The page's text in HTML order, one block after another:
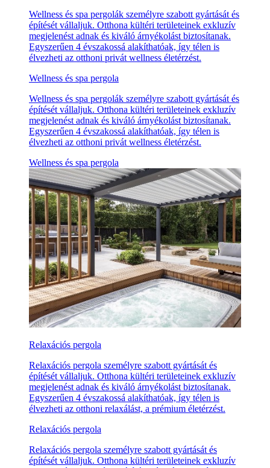
Wellness és spa pergolák személyre szabott gyártását és
építését vállaljuk. Otthona kültéri területeinek exkluzív
megjelenést adnak és kiváló árnyékolást biztosítanak.
Egyszerűen 4 évszakossá alakíthatóak, így télen is
élvezheti az otthoni privát wellness életérzést.
Wellness és spa pergola
Wellness és spa pergolák személyre szabott gyártását és
építését vállaljuk. Otthona kültéri területeinek exkluzív
megjelenést adnak és kiváló árnyékolást biztosítanak.
Egyszerűen 4 évszakossá alakíthatóak, így télen is
élvezheti az otthoni privát wellness életérzést.
Wellness és spa pergola
Relaxációs pergola
Relaxációs pergola személyre szabott gyártását és
építését vállaljuk. Otthona kültéri területeinek exkluzív
megjelenést adnak és kiváló árnyékolást biztosítanak.
Egyszerűen 4 évszakossá alakíthatóak, így télen is
élvezheti az otthoni relaxálást, a prémium életérzést.
Relaxációs pergola
Relaxációs pergola személyre szabott gyártását és
építését vállaljuk. Otthona kültéri területeinek exkluzív